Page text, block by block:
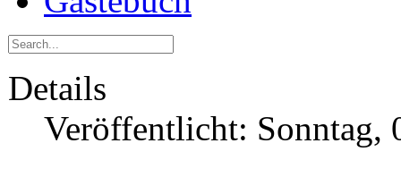
Details
Veröffentlicht: Sonntag,